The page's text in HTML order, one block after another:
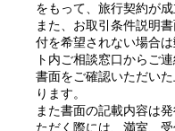
をもって、旅行契約が成
また、お取引条件説明
付を希望されない場合
ト内ご相談窓口からご
書面をご確認いただい
ります。
また書面の記載内容は
ただく際には、満室、